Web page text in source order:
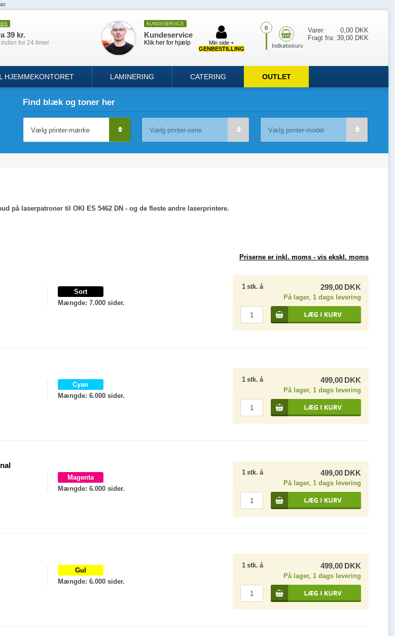
0 Varer:
0,00 DKK
Fragt fra: 39,00 DKK
39 kr.
for 24 timer
KUNDESERVICE
Kundeservice
Klik her for hjælp
Min side +
GENBESTILLING
HJEMMEKONTORET LAMINERING CATERING OUTLET
Find blæk og toner her
på laserpatroner til OKI ES 5462 DN - og de fleste andre laserprintere.
Priserne er inkl. moms - vis ekskl. moms
Sort
Mængde: 7.000 sider.
1 stk. á 299,00 DKK
På lager, 1 dags levering
Cyan
Mængde: 6.000 sider.
1 stk. á 499,00 DKK
På lager, 1 dags levering
Magenta
Mængde: 6.000 sider.
1 stk. á 499,00 DKK
På lager, 1 dags levering
Gul
Mængde: 6.000 sider.
1 stk. á 499,00 DKK
På lager, 1 dags levering